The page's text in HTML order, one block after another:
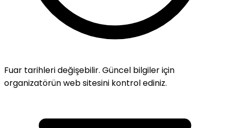
Fuar tarihleri değişebilir. Güncel bilgiler için
organizatörün web sitesini kontrol ediniz.